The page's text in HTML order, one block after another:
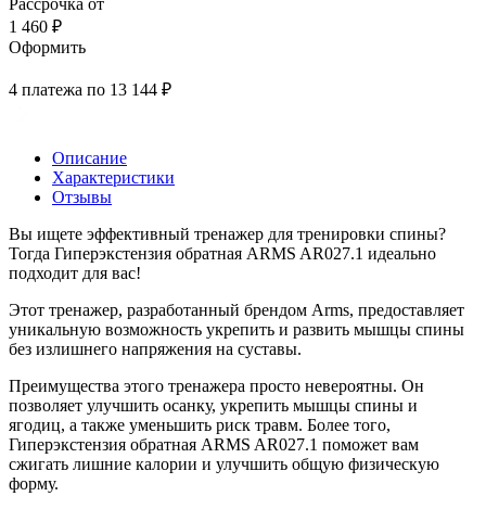
1 460 ₽
Оформить
4 платежа по 13 144 ₽
Описание
Характеристики
Отзывы
Вы ищете эффективный тренажер для тренировки спины?
Тогда Гиперэкстензия обратная ARMS AR027.1 идеально
подходит для вас!
Этот тренажер, разработанный брендом Arms, предоставляет
уникальную возможность укрепить и развить мышцы спины
без излишнего напряжения на суставы.
Преимущества этого тренажера просто невероятны. Он
позволяет улучшить осанку, укрепить мышцы спины и
ягодиц, а также уменьшить риск травм. Более того,
Гиперэкстензия обратная ARMS AR027.1 поможет вам
сжигать лишние калории и улучшить общую физическую
форму.